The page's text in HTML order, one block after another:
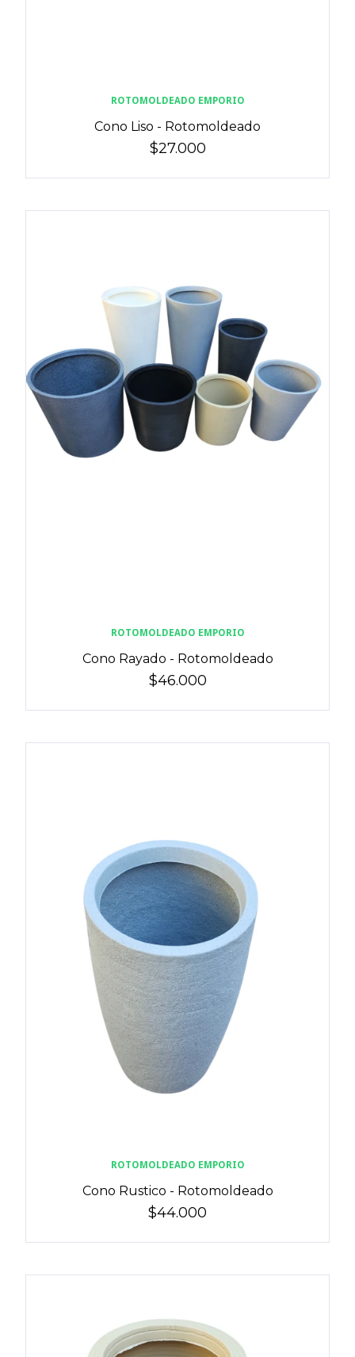
ROTOMOLDEADO EMPORIO
Cono Liso - Rotomoldeado
$27.000
ROTOMOLDEADO EMPORIO
Cono Rayado - Rotomoldeado
$46.000
ROTOMOLDEADO EMPORIO
Cono Rustico - Rotomoldeado
$44.000